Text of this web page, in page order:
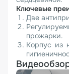
Ключевые
Две
прожарки.
Корпус из